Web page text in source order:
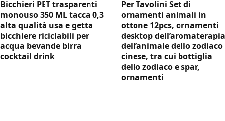
Bicchieri PET trasparenti
monouso 350 ML tacca 0,3
alta qualità usa e getta
bicchiere riciclabili per
acqua bevande birra
cocktail drink
Per Tavolini Set di
ornamenti animali in
ottone 12pcs, ornamenti
desktop dell’aromaterapia
dell’animale dello zodiaco
cinese, tra cui bottiglia
dello zodiaco e spar,
ornamenti